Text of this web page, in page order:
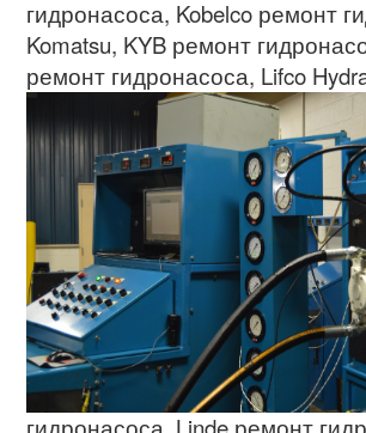
гидронасоса, Kobelco ремонт
Komatsu, KYB ремонт
ремонт гидронасоса, Lifco